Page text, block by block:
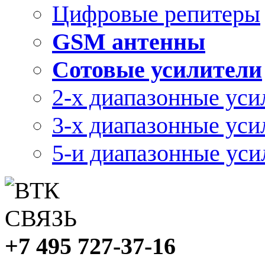
Цифровые репитеры
GSM антенны
Сотовые усилители
2-х диапазонные
3-х диапазонные
5-и диапазонные
+7 495 727-37-16